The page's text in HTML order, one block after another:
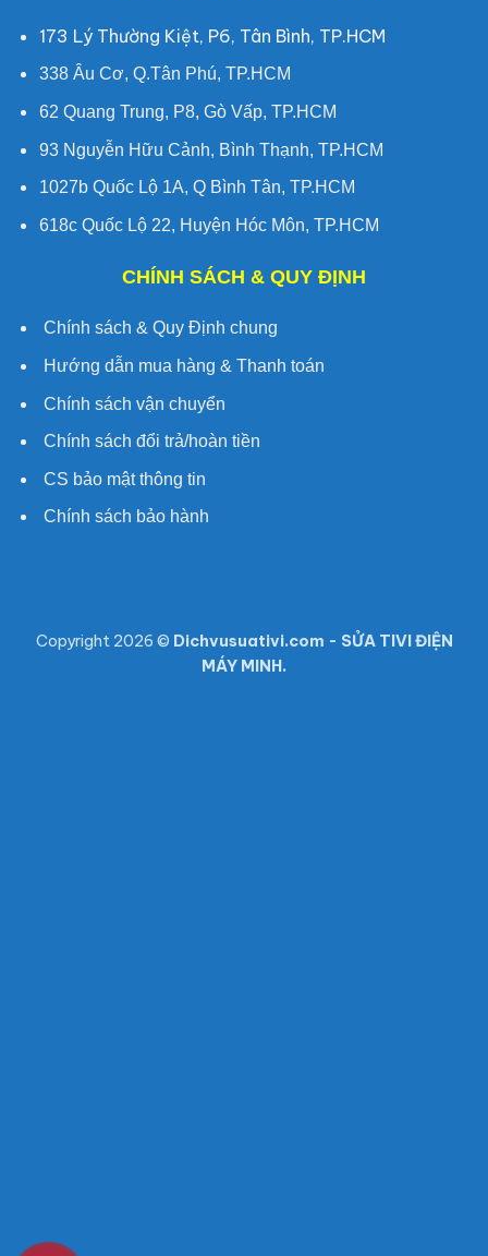
173 Lý Thường Kiệt, P6, Tân Bình, TP.HCM
338 Âu Cơ, Q.Tân Phú, TP.HCM
62 Quang Trung, P8, Gò Vấp, TP.HCM
93 Nguyễn Hữu Cảnh, Bình Thạnh, TP.HCM
1027b Quốc Lộ 1A, Q Bình Tân, TP.HCM
618c Quốc Lộ 22, Huyện Hóc Môn, TP.HCM
CHÍNH SÁCH & QUY ĐỊNH
Chính sách & Quy Định chung
Hướng dẫn mua hàng & Thanh toán
Chính sách vận chuyển
Chính sách đổi trả/hoàn tiền
CS bảo mật thông tin
Chính sách bảo hành
Copyright 2026 © Dichvusuativi.com - SỬA TIVI ĐIỆN
MÁY MINH.